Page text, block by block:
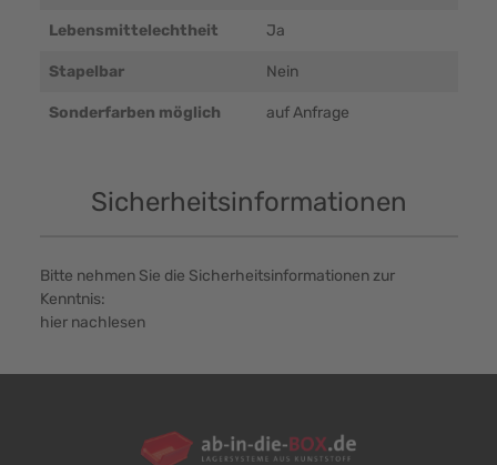
Lebensmittelechtheit Ja
Stapelbar Nein
Sonderfarben möglich auf Anfrage
Sicherheitsinformationen
Bitte nehmen Sie die Sicherheitsinformationen zur
Kenntnis:
hier nachlesen